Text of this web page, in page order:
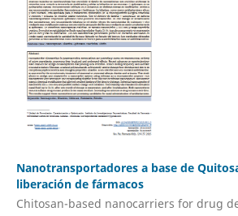
Nanotransportadores a base de
liberación de fármacos
Chitosan-based nanocarriers for drug